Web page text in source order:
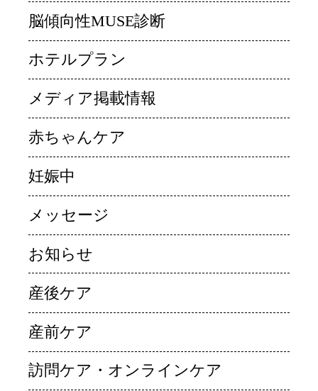
脳傾向性MUSE診断
ホテルプラン
メディア掲載情報
赤ちゃんケア
妊娠中
メッセージ
お知らせ
産後ケア
産前ケア
訪問ケア・オンラインケア